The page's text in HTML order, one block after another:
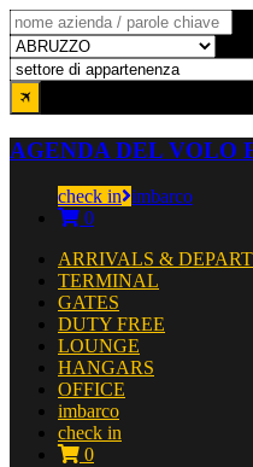
AGENDA DEL VOLO
check in imbarco
0
ARRIVALS &
TERMINAL
GATES
DUTY FREE
LOUNGE
HANGARS
OFFICE
imbarco
check in
0